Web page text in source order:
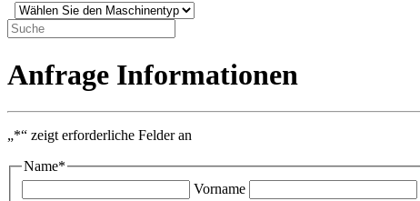
Wählen
Sie
den
Suche:
Anfrage Informationen
„*“ zeigt erforderliche Felder an
Name*
Vorname